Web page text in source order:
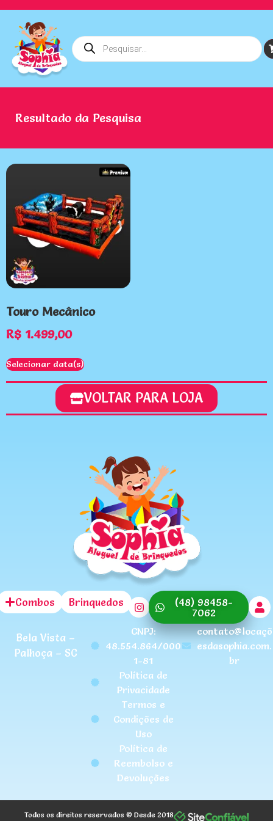
Resultado da Pesquisa
Touro Mecânico
R$ 1.499,00
Selecionar data(s)
VOLTAR PARA LOJA
Combos Brinquedos
(48) 98458-
7062
Bela Vista –
Palhoça – SC
CNPJ:
48.554.864/000
1-81
Política de
Privacidade
Termos e
Condições de
Uso
Política de
Reembolso e
Devoluções
contato@locaçõ
esdasophia.com.
br
Todos os direitos reservados © Desde 2018